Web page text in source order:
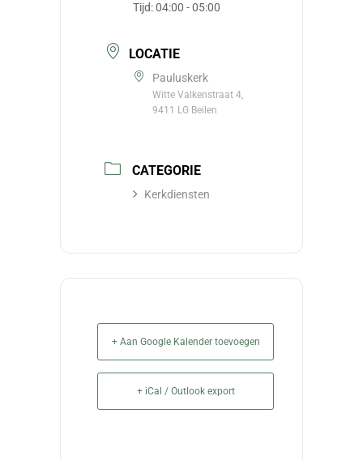
Tijd:04:00 - 05:00
LOCATIE
Pauluskerk
Witte Valkenstraat 4,
9411 LG Beilen
CATEGORIE
Kerkdiensten
+ Aan Google Kalender toevoegen
+ iCal / Outlook export